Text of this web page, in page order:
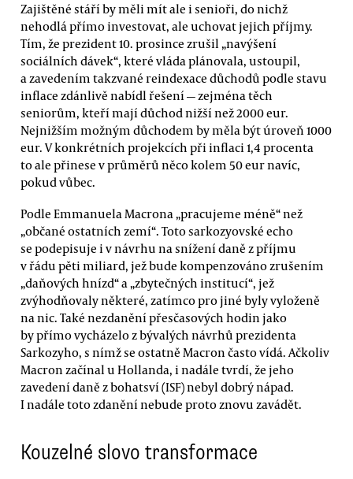
Zajištěné stáří by měli mít ale i senioři, do nichž
nehodlá přímo investovat, ale uchovat jejich příjmy.
Tím, že prezident 10. prosince zrušil „navýšení
sociálních dávek“, které vláda plánovala, ustoupil,
a zavedením takzvané reindexace důchodů podle stavu
inflace zdánlivě nabídl řešení — zejména těch
seniorům, kteří mají důchod nižší než 2000 eur.
Nejnižším možným důchodem by měla být úroveň 1000
eur. V konkrétních projekcích při inflaci 1,4 procenta
to ale přinese v průměrů něco kolem 50 eur navíc,
pokud vůbec.
Podle Emmanuela Macrona „pracujeme méně“ než
„občané ostatních zemí“. Toto sarkozyovské echo
se podepisuje i v návrhu na snížení daně z příjmu
v řádu pěti miliard, jež bude kompenzováno zrušením
„daňových hnízd“ a „zbytečných institucí“, jež
zvýhodňovaly některé, zatímco pro jiné byly vyloženě
na nic. Také nezdanění přesčasových hodin jako
by přímo vycházelo z bývalých návrhů prezidenta
Sarkozyho, s nímž se ostatně Macron často vídá. Ačkoliv
Macron začínal u Hollanda, i nadále tvrdí, že jeho
zavedení daně z bohatsví (ISF) nebyl dobrý nápad.
I nadále toto zdanění nebude proto znovu zavádět.
Kouzelné slovo transformace